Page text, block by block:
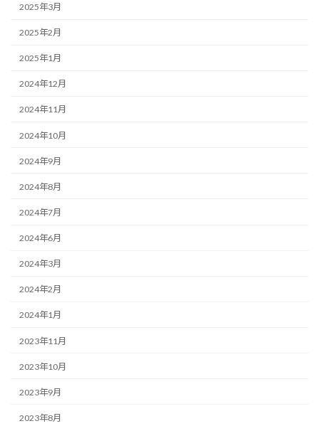
2025年3月
2025年2月
2025年1月
2024年12月
2024年11月
2024年10月
2024年9月
2024年8月
2024年7月
2024年6月
2024年3月
2024年2月
2024年1月
2023年11月
2023年10月
2023年9月
2023年8月